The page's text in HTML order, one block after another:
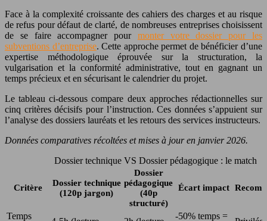
Face à la complexité croissante des cahiers des charges et au risque
de refus pour défaut de clarté, de nombreuses entreprises choisissent
de se faire accompagner pour monter votre dossier pour les
subventions d’entreprise. Cette approche permet de bénéficier d’une
expertise méthodologique éprouvée sur la structuration, la
vulgarisation et la conformité administrative, tout en gagnant un
temps précieux et en sécurisant le calendrier du projet.
Le tableau ci-dessous compare deux approches rédactionnelles sur
cinq critères décisifs pour l’instruction. Ces données s’appuient sur
l’analyse des dossiers lauréats et les retours des services instructeurs.
Données comparatives récoltées et mises à jour en janvier 2026.
Dossier technique VS Dossier pédagogique : le match
Critère
Dossier technique
(120p jargon)
Dossier
pédagogique
(40p
structuré)
Écart impact
Temps
-50% temps =